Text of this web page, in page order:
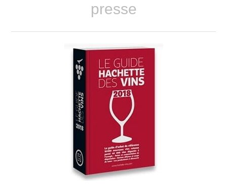
presse